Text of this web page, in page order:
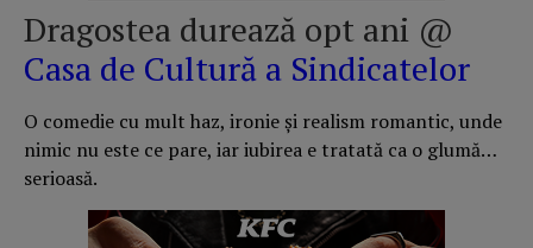
Dragostea durează opt ani @
Casa de Cultură a Sindicatelor
O comedie cu mult haz, ironie și realism romantic, unde
nimic nu este ce pare, iar iubirea e tratată ca o glumă…
serioasă.